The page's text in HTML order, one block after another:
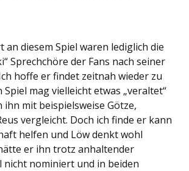
an diesem Spiel waren lediglich die
Sprechchöre der Fans nach seiner
hoffe er findet zeitnah wieder zu
Spiel mag vielleicht etwas „veraltet“
ihn mit beispielsweise Götze,
vergleicht. Doch ich finde er kann
helfen und Löw denkt wohl
er ihn trotz anhaltender
nicht nominiert und in beiden